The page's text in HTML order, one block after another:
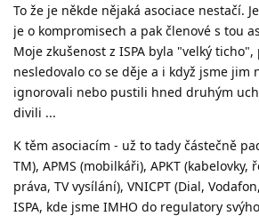
To že je někde nějaká asociace nestačí.
je o kompromisech a pak členové s tou
Moje zkušenost z ISPA byla "velký
nesledovalo co se děje a i když jsme jim
ignorovali nebo pustili hned druhým
divili ...
K těm asociacím - už to tady částečně
TM), APMS (mobilkáři), APKT
práva, TV vysílání), VNICPT (Dial,
ISPA, kde jsme IMHO do regulatory